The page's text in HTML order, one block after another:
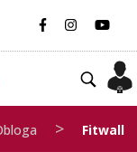
> Fitwall